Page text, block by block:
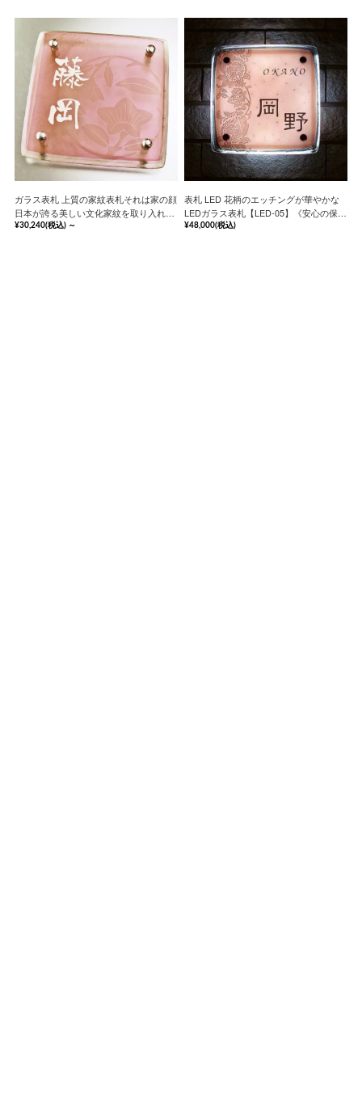
ガラス表札 上質の家紋表札それは家の顔
日本が誇る美しい文化家紋を取り入れた
家紋ガラス表札【hf-83】《安心の保証書
¥30,240(税込) ～
表札 LED 花柄のエッチングが華やかな
LEDガラス表札【LED-05】《安心の保証
書付》
¥48,000(税込)